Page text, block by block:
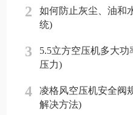
2
如何防止灰尘、油和
统)
3
5.5立方空压机多大
压力)
4
凌格风空压机安全阀
解决方法)